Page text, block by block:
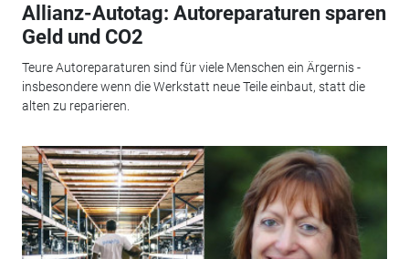
Allianz-Autotag: Autoreparaturen sparen
Geld und CO2
Teure Autoreparaturen sind für viele Menschen ein Ärgernis -
insbesondere wenn die Werkstatt neue Teile einbaut, statt die
alten zu reparieren.